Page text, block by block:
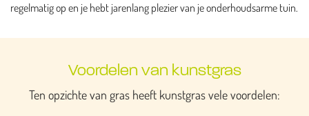
regelmatig op en je hebt jarenlang plezier van je onderhoudsarme tuin.
Voordelen van kunstgras
Ten opzichte van gras heeft kunstgras vele voordelen: